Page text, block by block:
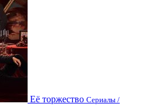
Её торжество Сериалы /